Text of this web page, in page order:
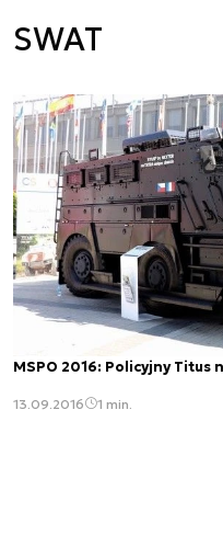
SWAT
MSPO 2016: Policyjny Titus
13.09.2016 1 min.